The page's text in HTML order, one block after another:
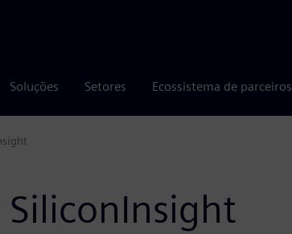
Soluções Setores Ecossistema de parceiros
Software
SiliconInsight